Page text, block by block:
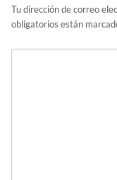
Tu dirección de correo
obligatorios están